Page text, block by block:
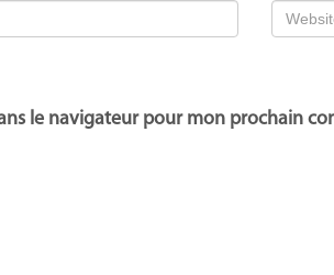
le navigateur pour mon prochain